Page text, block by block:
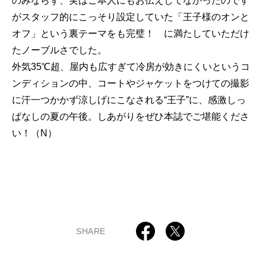
がスタッフ的にこっそり設定していた「王子様のオンと
オフ」という裏テーマをも完璧！ に満たしていただけ
たノーブルさでした。
外気35℃超、屋内も広すぎて冷房が効きにくいというコ
ンディションの中、コートやジャケットをつけての撮影
に汗一つかかず涼しげにこなされる“王子”に、感激しっ
ぱなしの夏の午後。しあがりをぜひ本誌でご堪能くださ
い！（N）
SHARE